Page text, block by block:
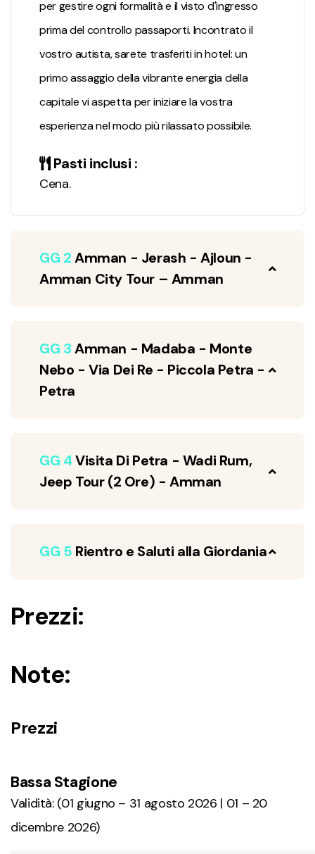
per gestire ogni formalità e il visto d'ingresso
prima del controllo passaporti. Incontrato il
vostro autista, sarete trasferiti in hotel: un
primo assaggio della vibrante energia della
capitale vi aspetta per iniziare la vostra
esperienza nel modo più rilassato possibile.
Pasti inclusi :
Cena.
GG 2Amman - Jerash - Ajloun -
Amman City Tour – Amman
GG 3Amman - Madaba - Monte
Nebo - Via Dei Re - Piccola Petra -
Petra
GG 4Visita Di Petra - Wadi Rum,
Jeep Tour (2 Ore) - Amman
GG 5 Rientro e Saluti alla Giordania
Prezzi:
Note:
Prezzi
Bassa Stagione
Validità: (01 giugno – 31 agosto 2026 | 01 – 20
dicembre 2026)